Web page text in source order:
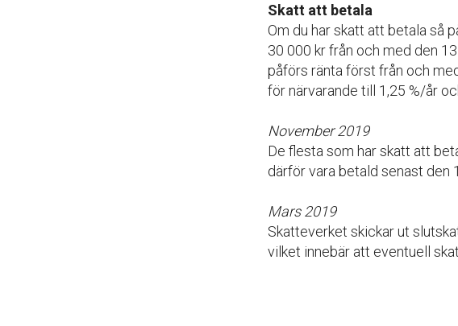
Skatt att betala
Om du har skatt att betala så
30 000 kr från och med den
påförs ränta först från och
för närvarande till 1,25 %/år
November 2019
De flesta som har skatt att
därför vara betald senast den
Mars 2019
Skatteverket skickar ut
vilket innebär att eventuell